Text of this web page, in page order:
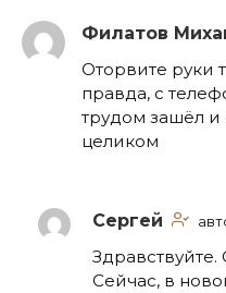
Филатов
Оторвите руки
правда, с
трудом зашёл и
целиком
Сергей
Сейчас, в